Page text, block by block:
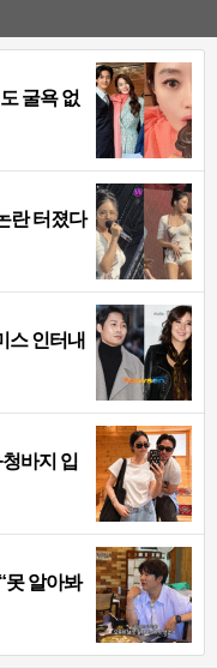
굴욕 없
란 터졌다
스 인터내
바지 입
못 알아봐